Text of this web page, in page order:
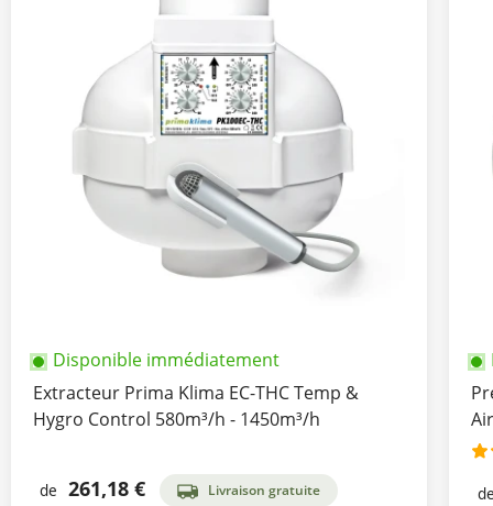
Disponible immédiatement
Extracteur Prima Klima EC-THC Temp &
Hygro Control 580m³/h - 1450m³/h
de 261,18 € Livraison gratuite